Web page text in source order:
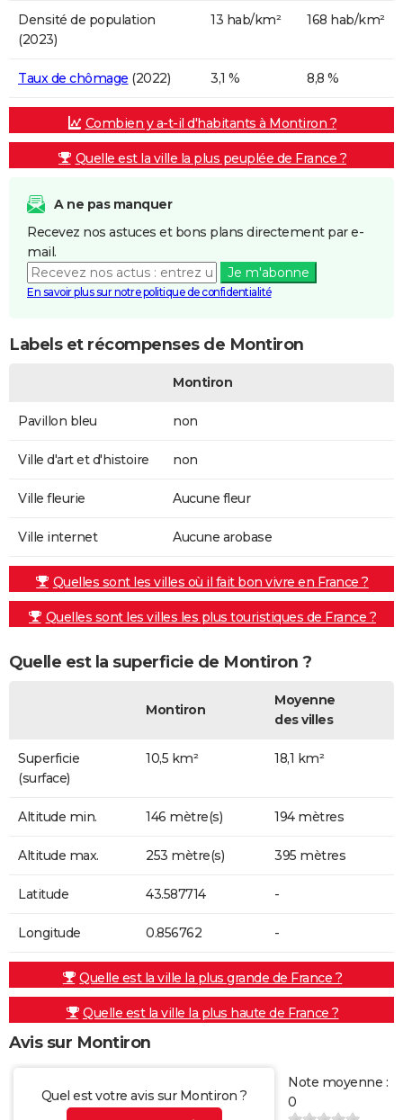
Densité de population
(2023)
13 hab/km² 168 hab/km²
Taux de chômage (2022) 3,1 % 8,8 %
Combien y a-t-il d'habitants à Montiron ?
Quelle est la ville la plus peuplée de France ?
A ne pas manquer
Recevez nos astuces et bons plans directement par e-
mail.
Je m'abonne
En savoir plus sur notre politique de confidentialité
Labels et récompenses de Montiron
Montiron
Pavillon bleu non
Ville d'art et d'histoire non
Ville fleurie Aucune fleur
Ville internet Aucune arobase
Quelles sont les villes où il fait bon vivre en France ?
Quelles sont les villes les plus touristiques de France ?
Quelle est la superficie de Montiron ?
Montiron
Moyenne
des villes
Superficie
(surface)
10,5 km² 18,1 km²
Altitude min. 146 mètre(s) 194 mètres
Altitude max. 253 mètre(s) 395 mètres
Latitude 43.587714 -
Longitude 0.856762 -
Quelle est la ville la plus grande de France ?
Quelle est la ville la plus haute de France ?
Avis sur Montiron
Quel est votre avis sur Montiron ?
Note moyenne :
0